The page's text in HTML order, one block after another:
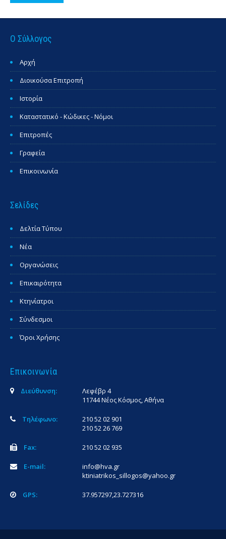
Ο Σύλλογος
Αρχή
Διοικούσα Επιτροπή
Ιστορία
Καταστατικό - Κώδικες - Νόμοι
Επιτροπές
Γραφεία
Επικοινωνία
Σελίδες
Δελτία Τύπου
Νέα
Οργανώσεις
Επικαιρότητα
Κτηνίατροι
Σύνδεσμοι
Όροι Χρήσης
Επικοινωνία
Διεύθυνση:
Λεφέβρ 4
11744 Νέος Κόσμος, Αθήνα
Τηλέφωνο:
210 52 02 901
210 52 26 769
Fax: 210 52 02 935
E-mail:
info@hva.gr
ktiniatrikos_sillogos@yahoo.gr
GPS: 37.957297,23.727316